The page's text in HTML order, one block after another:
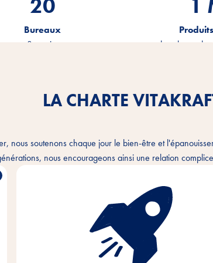
20
Bureaux
sur 3 continents
1.2
dans la
LA CHARTE
nous soutenons chaque jour le bien-être et
nous encourageons ainsi une relation
Avec passion et empathie pour les besoins des
animaux de compagnie et de leurs propriétaires,
nous développons, produisons et distribuons des
produits innovants, de haute qualité et adaptés
besoins. En agissant de manière durable, nous